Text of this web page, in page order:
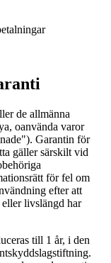
de allmänna
oanvända varor
Garantin för
gäller särskilt vid
för fel om
efter att
livslängd har
till 1 år, i den